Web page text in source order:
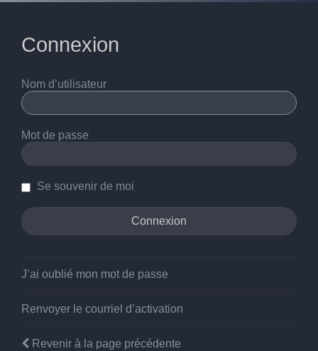
Connexion
Nom d’utilisateur
Mot de passe
Se souvenir de moi
J’ai oublié mon mot de passe
Renvoyer le courriel d’activation
Revenir à la page précédente